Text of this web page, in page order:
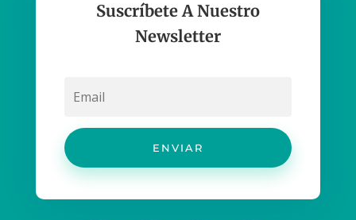
Suscríbete A Nuestro
Newsletter
ENVIAR